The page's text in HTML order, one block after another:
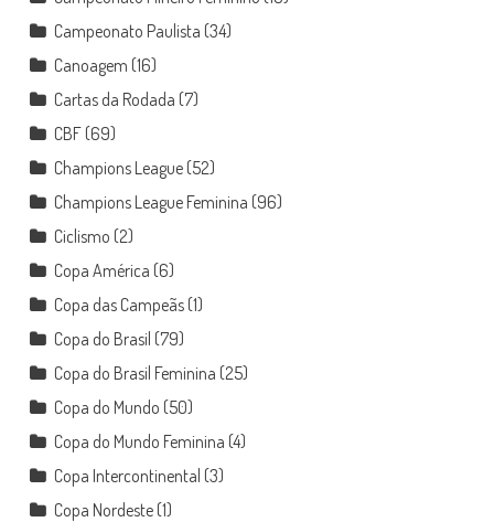
Campeonato Paulista (34)
Canoagem (16)
Cartas da Rodada (7)
CBF(69)
Champions League(52)
Champions League Feminina (96)
Ciclismo (2)
Copa América (6)
Copa das Campeãs(1)
Copa do Brasil (79)
Copa do Brasil Feminina (25)
Copa do Mundo (50)
Copa do Mundo Feminina (4)
Copa Intercontinental (3)
Copa Nordeste(1)